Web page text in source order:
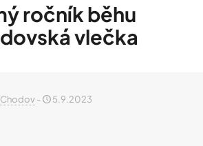
ročník běhu
vlečka
Chodov- 5.9.2023